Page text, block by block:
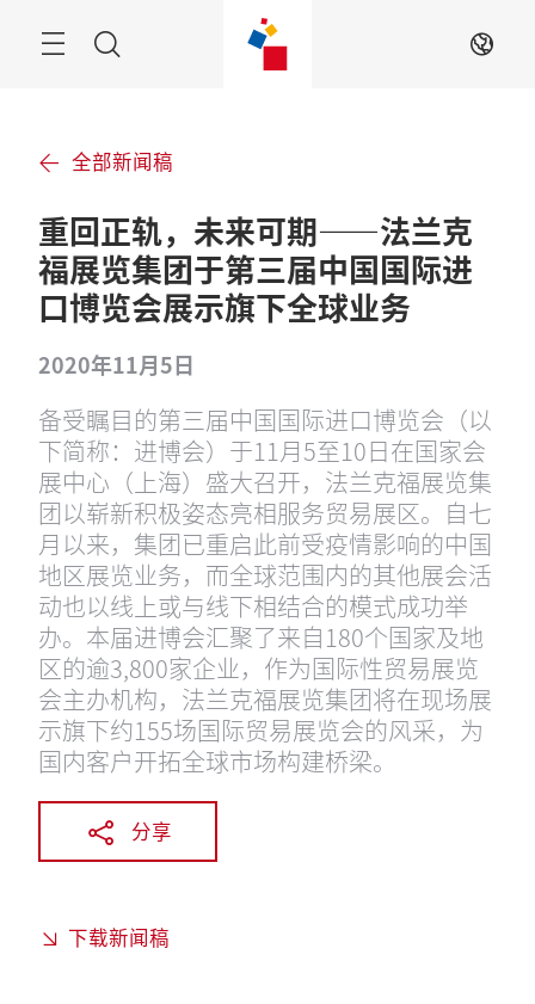
ZH
全部新闻稿
重回正轨，未来可期——法兰克
福展览集团于第三届中国国际进
口博览会展示旗下全球业务
2020年11月5日
备受瞩目的第三届中国国际进口博览会（以
下简称：进博会）于11月5至10日在国家会
展中心（上海）盛大召开，法兰克福展览集
团以崭新积极姿态亮相服务贸易展区。自七
月以来，集团已重启此前受疫情影响的中国
地区展览业务，而全球范围内的其他展会活
动也以线上或与线下相结合的模式成功举
办。本届进博会汇聚了来自180个国家及地
区的逾3,800家企业，作为国际性贸易展览
会主办机构，法兰克福展览集团将在现场展
示旗下约155场国际贸易展览会的风采，为
国内客户开拓全球市场构建桥梁。
分享
下载新闻稿